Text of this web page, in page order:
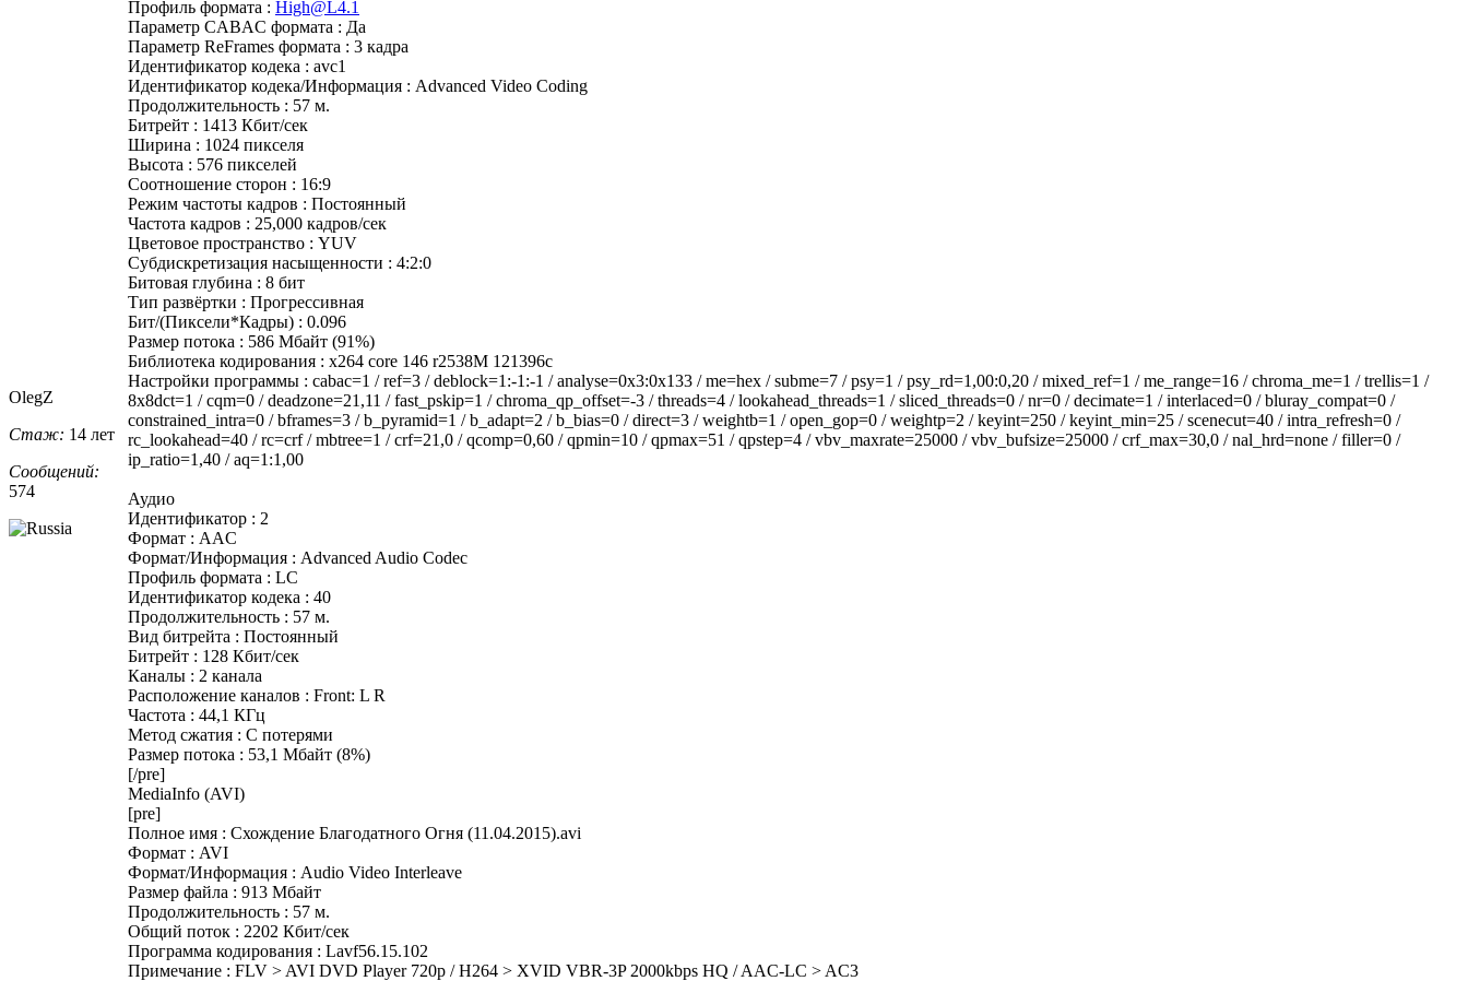
OlegZ
Стаж: 14 лет
Сообщений:
574
Профиль формата : High@L4.1
Параметр CABAC формата : Да
Параметр ReFrames формата : 3 кадра
Идентификатор кодека : avc1
Идентификатор кодека/Информация : Advanced Video Coding
Продолжительность : 57 м.
Битрейт : 1413 Кбит/сек
Ширина : 1024 пикселя
Высота : 576 пикселей
Соотношение сторон : 16:9
Режим частоты кадров : Постоянный
Частота кадров : 25,000 кадров/сек
Цветовое пространство : YUV
Субдискретизация насыщенности : 4:2:0
Битовая глубина : 8 бит
Тип развёртки : Прогрессивная
Бит/(Пиксели*Кадры) : 0.096
Размер потока : 586 Мбайт (91%)
Библиотека кодирования : x264 core 146 r2538M 121396c
Настройки программы : cabac=1 / ref=3 / deblock=1:-1:-1 / analyse=0x3:0x133 / me=hex / subme=7 / psy=1 / psy_rd=1,00:0,20 / mixed_ref=1 / me_range=16 / chroma_me=1 / trellis=1 /
8x8dct=1 / cqm=0 / deadzone=21,11 / fast_pskip=1 / chroma_qp_offset=-3 / threads=4 / lookahead_threads=1 / sliced_threads=0 / nr=0 / decimate=1 / interlaced=0 / bluray_compat=0 /
constrained_intra=0 / bframes=3 / b_pyramid=1 / b_adapt=2 / b_bias=0 / direct=3 / weightb=1 / open_gop=0 / weightp=2 / keyint=250 / keyint_min=25 / scenecut=40 / intra_refresh=0 /
rc_lookahead=40 / rc=crf / mbtree=1 / crf=21,0 / qcomp=0,60 / qpmin=10 / qpmax=51 / qpstep=4 / vbv_maxrate=25000 / vbv_bufsize=25000 / crf_max=30,0 / nal_hrd=none / filler=0 /
ip_ratio=1,40 / aq=1:1,00
Аудио
Идентификатор : 2
Формат : AAC
Формат/Информация : Advanced Audio Codec
Профиль формата : LC
Идентификатор кодека : 40
Продолжительность : 57 м.
Вид битрейта : Постоянный
Битрейт : 128 Кбит/сек
Каналы : 2 канала
Расположение каналов : Front: L R
Частота : 44,1 КГц
Метод сжатия : С потерями
Размер потока : 53,1 Мбайт (8%)
[/pre]
MediaInfo (AVI)
[pre]
Полное имя : Схождение Благодатного Огня (11.04.2015).avi
Формат : AVI
Формат/Информация : Audio Video Interleave
Размер файла : 913 Мбайт
Продолжительность : 57 м.
Общий поток : 2202 Кбит/сек
Программа кодирования : Lavf56.15.102
Примечание : FLV > AVI DVD Player 720p / H264 > XVID VBR-3P 2000kbps HQ / AAC-LC > AC3